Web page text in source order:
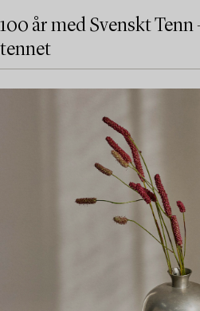
100 år med Svenskt
tennet